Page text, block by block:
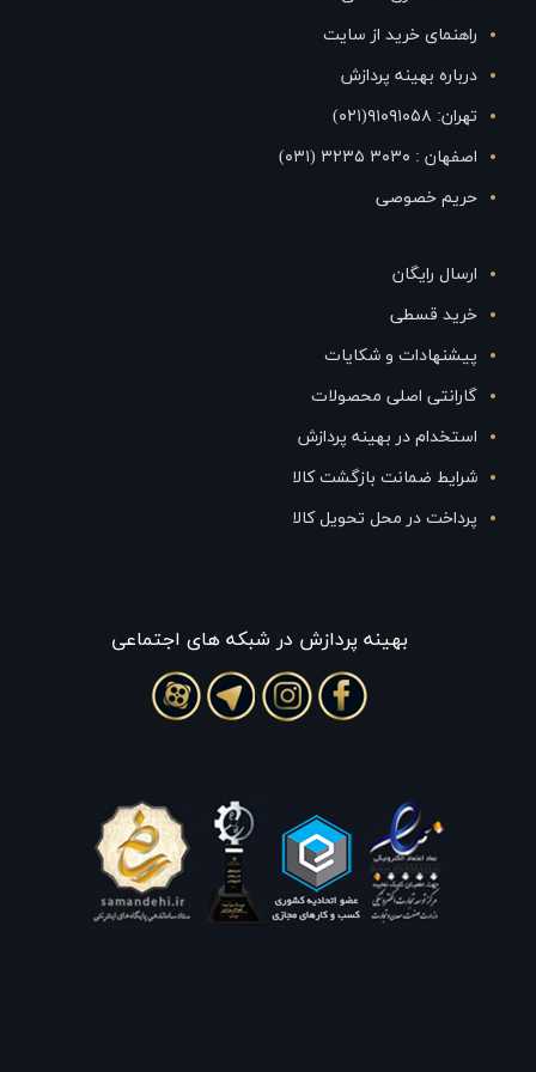
راهنمای خرید از سایت
درباره بهینه پردازش
تهران: ۹۱۰۹۱۰۵۸(۰۲۱)
اصفهان : ۳۰۳۰ ۳۲۳۵ (۰۳۱)
حریم خصوصی
ارسال رایگان
خرید قسطی
پیشنهادات و شکایات
گارانتی اصلی محصولات
استخدام در بهینه پردازش
شرایط ضمانت بازگشت کالا
پرداخت در محل تحویل کالا
بهينه پردازش در شبکه های اجتماعی